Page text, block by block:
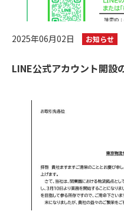
2025年06月02日 お知らせ
LINE公式アカウント開設